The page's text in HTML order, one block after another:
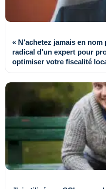
« N’achetez jamais en
radical d’un expert pour
optimiser votre fiscalité